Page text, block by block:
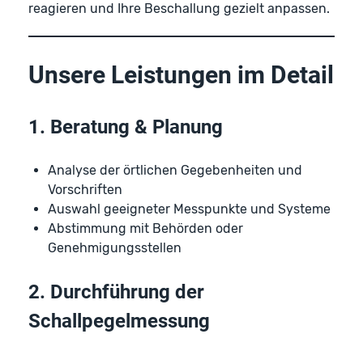
reagieren und Ihre Beschallung gezielt anpassen.
Unsere Leistungen im Detail
1. Beratung & Planung
Analyse der örtlichen Gegebenheiten und
Vorschriften
Auswahl geeigneter Messpunkte und Systeme
Abstimmung mit Behörden oder
Genehmigungsstellen
2. Durchführung der
Schallpegelmessung